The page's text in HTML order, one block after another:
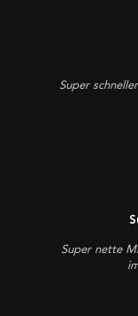
Super
Super nette